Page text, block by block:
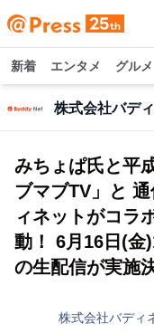
新着 エンタメ グルメ
株式会社バデ
みちょぱ氏と平
ブマブTV」と
ィネットがコラ
動！ 6月16日(金
の生配信が実施
株式会社バディ